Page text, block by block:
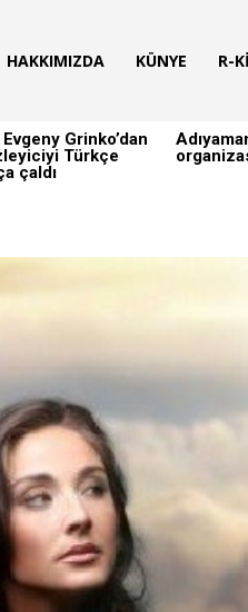
HAKKIMIZDA KÜNYE R-
Grinko’dan
Türkçe
çaldı